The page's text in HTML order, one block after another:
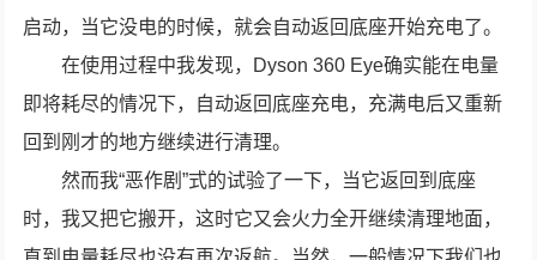
启动，当它没电的时候，就会自动返回底座开始充电了。
在使用过程中我发现，Dyson 360 Eye确实能在电量
即将耗尽的情况下，自动返回底座充电，充满电后又重新
回到刚才的地方继续进行清理。
然而我“恶作剧”式的试验了一下，当它返回到底座
时，我又把它搬开，这时它又会火力全开继续清理地面，